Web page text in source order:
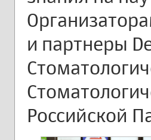
и партнеры
Российской